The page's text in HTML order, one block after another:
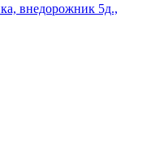
внедорожник 5д.,